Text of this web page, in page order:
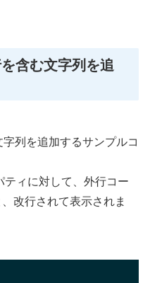
含む文字列を追
列を追加するサンプルコ
ティに対して、外行コー
改行されて表示されま